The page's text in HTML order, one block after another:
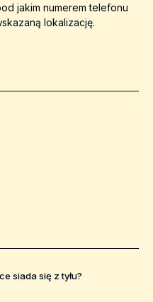
jakim numerem telefonu
lokalizację.
siada się z tyłu?